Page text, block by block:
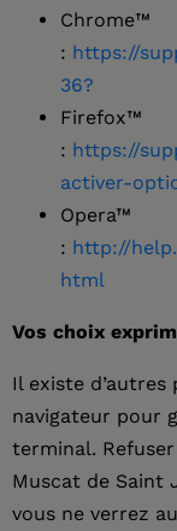
Chrome™
: https://
36?
Firefox™
: https://
activer-
Opera™
: http://
html
Vos choix
Il existe
navigateur pour
terminal.
Muscat de Saint
vous ne verrez